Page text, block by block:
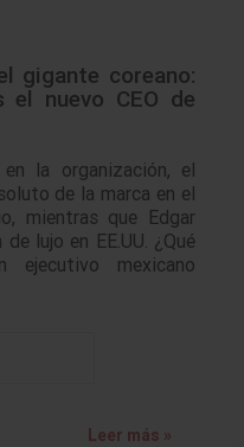
gigante coreano:
el nuevo CEO de
la organización, el
de la marca en el
mientras que Edgar
lujo en EE.UU. ¿Qué
mexicano
Leer más »